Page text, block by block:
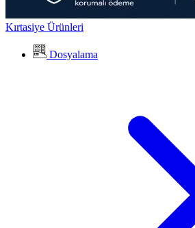
Kırtasiye Ürünleri
Dosyalama